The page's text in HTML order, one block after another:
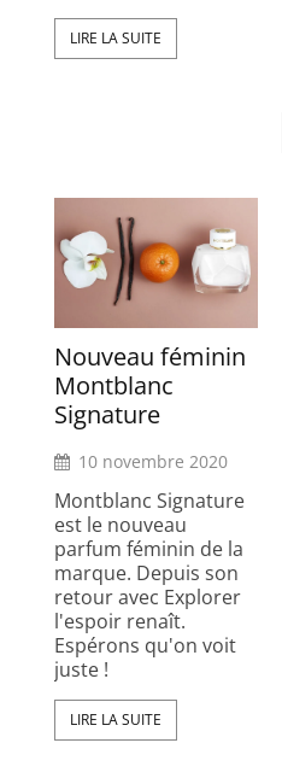
LIRE LA SUITE
Nouveau féminin
Montblanc
Signature
10 novembre 2020
Montblanc Signature
est le nouveau
parfum féminin de la
marque. Depuis son
retour avec Explorer
l'espoir renaît.
Espérons qu'on voit
juste !
LIRE LA SUITE